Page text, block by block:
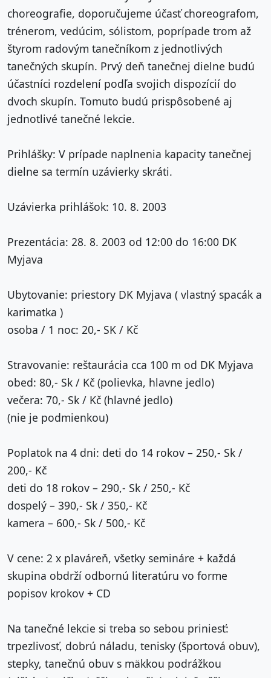
choreografie, doporučujeme účasť choreografom,
trénerom, vedúcim, sólistom, poprípade trom až
štyrom radovým tanečníkom z jednotlivých
tanečných skupín. Prvý deň tanečnej dielne budú
účastníci rozdelení podľa svojich dispozícií do
dvoch skupín. Tomuto budú prispôsobené aj
jednotlivé tanečné lekcie.
Prihlášky: V prípade naplnenia kapacity tanečnej
dielne sa termín uzávierky skráti.
Uzávierka prihlášok: 10. 8. 2003
Prezentácia: 28. 8. 2003 od 12:00 do 16:00 DK
Myjava
Ubytovanie: priestory DK Myjava ( vlastný spacák a
karimatka )
osoba / 1 noc: 20,- SK / Kč
Stravovanie: reštaurácia cca 100 m od DK Myjava
obed: 80,- Sk / Kč (polievka, hlavne jedlo)
večera: 70,- Sk / Kč (hlavné jedlo)
(nie je podmienkou)
Poplatok na 4 dni: deti do 14 rokov – 250,- Sk /
200,- Kč
deti do 18 rokov – 290,- Sk / 250,- Kč
dospelý – 390,- Sk / 350,- Kč
kamera – 600,- Sk / 500,- Kč
V cene: 2 x plaváreň, všetky semináre + každá
skupina obdrží odbornú literatúru vo forme
popisov krokov + CD
Na tanečné lekcie si treba so sebou priniesť:
trpezlivosť, dobrú náladu, tenisky (športová obuv),
stepky, tanečnú obuv s mäkkou podrážkou